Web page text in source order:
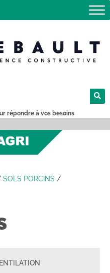
répondre à vos besoins
SOLS PORCINS /